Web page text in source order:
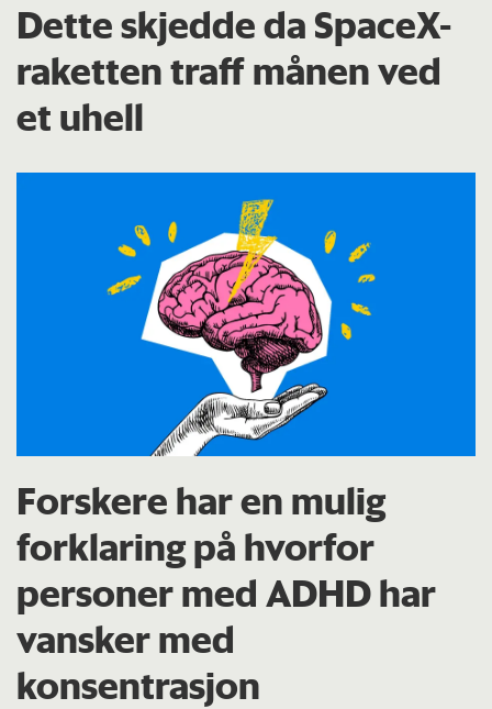
Dette skjedde da SpaceX-
raketten traff månen ved
et uhell
Forskere har en mulig
forklaring på hvorfor
personer med ADHD har
vansker med
konsentrasjon